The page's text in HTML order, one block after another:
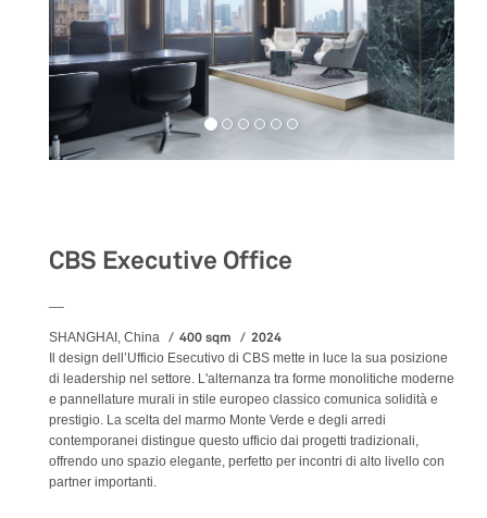
CBS Executive Office
SHANGHAI, China 400 sqm 2024
Il design dell’Ufficio Esecutivo di CBS mette in luce la sua posizione
di leadership nel settore. L'alternanza tra forme monolitiche moderne
e pannellature murali in stile europeo classico comunica solidità e
prestigio. La scelta del marmo Monte Verde e degli arredi
contemporanei distingue questo ufficio dai progetti tradizionali,
offrendo uno spazio elegante, perfetto per incontri di alto livello con
partner importanti.